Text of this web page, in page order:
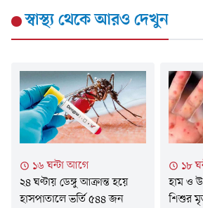
স্বাস্থ্যথেকে আরও দেখুন
১৬ ঘন্টা আগে
২৪ ঘণ্টায় ডেঙ্গু আক্রান্ত হয়ে
হাসপাতালে ভর্তি ৫৪৪ জন
১৮
হাম ও
শিশুর